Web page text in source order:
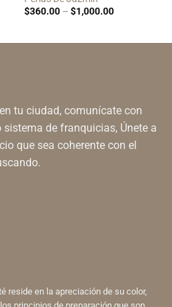
$360.00 – $1,000.00Price
$1,000.00
tu ciudad, comunícate con
de franquicias, Únete a
que sea coherente con el
reside en la apreciación de su color,